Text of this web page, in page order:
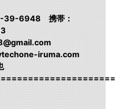
39-6948 携帯：
iruma.com